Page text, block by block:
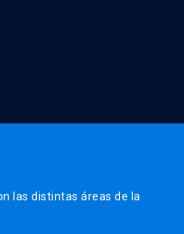
las distintas áreas de la